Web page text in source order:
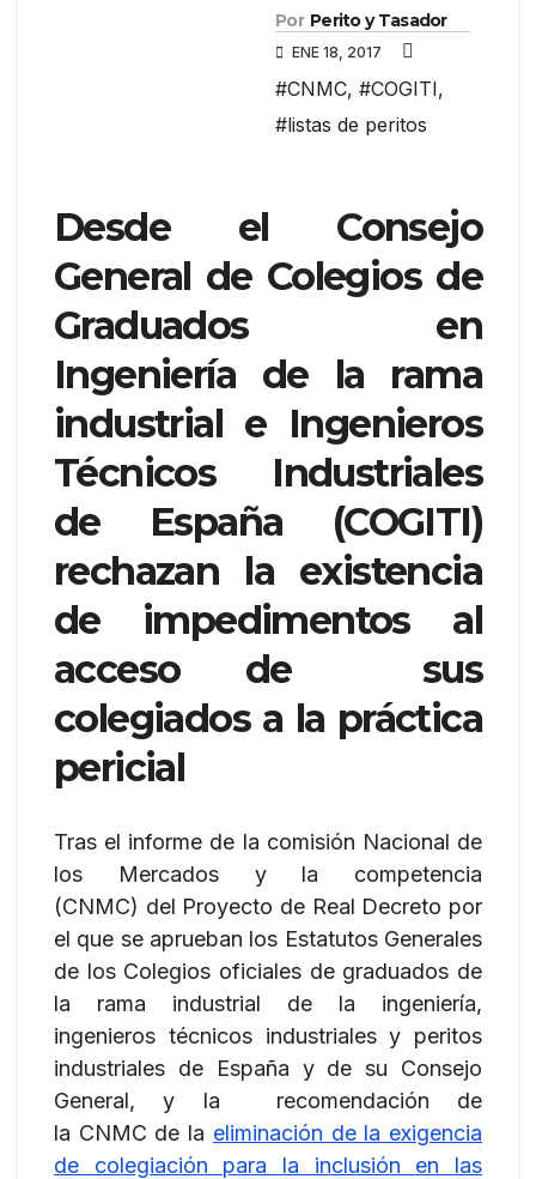
Por Perito y Tasador
ENE 18, 2017
#CNMC, #COGITI,
#listas de peritos
Desde el Consejo
General de Colegios de
Graduados en
Ingeniería de la rama
industrial e Ingenieros
Técnicos Industriales
de España (COGITI)
rechazan la existencia
de impedimentos al
acceso de sus
colegiados a la práctica
pericial
Tras el informe de la comisión Nacional de
los Mercados y la competencia
(CNMC) del Proyecto de Real Decreto por
el que se aprueban los Estatutos Generales
de los Colegios oficiales de graduados de
la rama industrial de la ingeniería,
ingenieros técnicos industriales y peritos
industriales de España y de su Consejo
General, y la recomendación de
la CNMC de la eliminación de la exigencia
de colegiación para la inclusión en las